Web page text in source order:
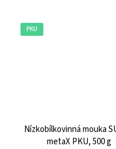
PKU
Nízkobílkovinná mouka
metaX PKU, 500 g